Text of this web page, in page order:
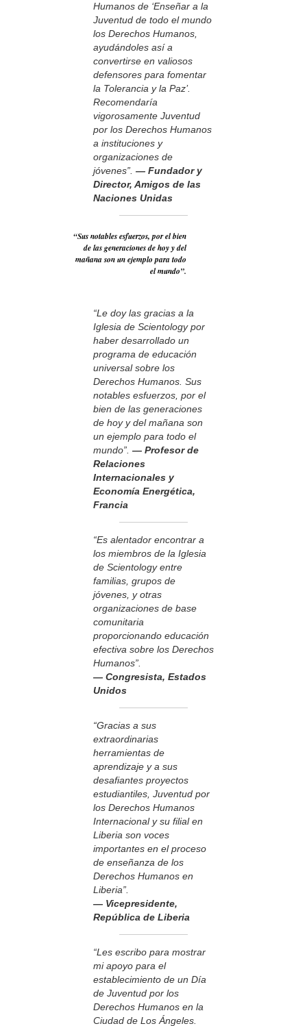
Humanos de ‘Enseñar a la
Juventud de todo el mundo
los Derechos Humanos,
ayudándoles así a
convertirse en valiosos
defensores para fomentar
la Tolerancia y la Paz’.
Recomendaría
vigorosamente Juventud
por los Derechos Humanos
a instituciones y
organizaciones de
jóvenes”. — Fundador y
Director, Amigos de las
Naciones Unidas
“Sus notables esfuerzos, por el bien
de las generaciones de hoy y del
mañana son un ejemplo para todo
el mundo”.
“Le doy las gracias a la
Iglesia de Scientology por
haber desarrollado un
programa de educación
universal sobre los
Derechos Humanos. Sus
notables esfuerzos, por el
bien de las generaciones
de hoy y del mañana son
un ejemplo para todo el
mundo”. — Profesor de
Relaciones
Internacionales y
Economía Energética,
Francia
“Es alentador encontrar a
los miembros de la Iglesia
de Scientology entre
familias, grupos de
jóvenes, y otras
organizaciones de base
comunitaria
proporcionando educación
efectiva sobre los Derechos
Humanos”.
— Congresista, Estados
Unidos
“Gracias a sus
extraordinarias
herramientas de
aprendizaje y a sus
desafiantes proyectos
estudiantiles, Juventud por
los Derechos Humanos
Internacional y su filial en
Liberia son voces
importantes en el proceso
de enseñanza de los
Derechos Humanos en
Liberia”.
— Vicepresidente,
República de Liberia
“Les escribo para mostrar
mi apoyo para el
establecimiento de un Día
de Juventud por los
Derechos Humanos en la
Ciudad de Los Ángeles.